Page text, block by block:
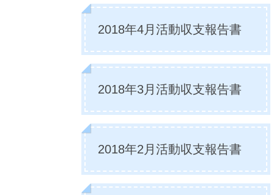
2018年4月活動収支報告書
2018年3月活動収支報告書
2018年2月活動収支報告書